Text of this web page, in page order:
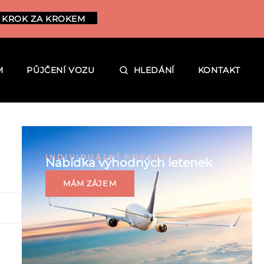
ZA KROKEM
PŮJČENÍ VOZU HLEDÁNÍ KONTAKT
INDIVIDUÁLNÍ PORADENSTVÍ
Nabídka výhodných letenek
MÁM ZÁJEM